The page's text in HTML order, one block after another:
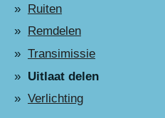
Ruiten
Remdelen
Transimissie
Uitlaat delen
Verlichting